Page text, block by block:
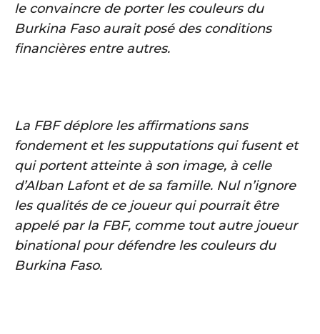
le convaincre de porter les couleurs du
Burkina Faso aurait posé des conditions
financières entre autres.
La FBF déplore les affirmations sans
fondement et les supputations qui fusent et
qui portent atteinte à son image, à celle
d’Alban Lafont et de sa famille. Nul n’ignore
les qualités de ce joueur qui pourrait être
appelé par la FBF, comme tout autre joueur
binational pour défendre les couleurs du
Burkina Faso.